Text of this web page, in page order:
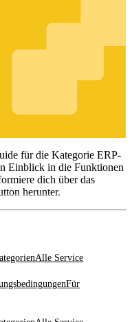
für die Kategorie ERP-
Einblick in die Funktionen
dich über das
herunter.
Alle Service
Für